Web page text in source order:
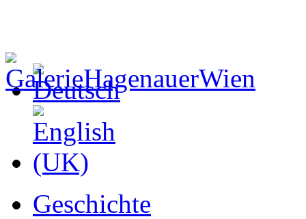
Geschichte